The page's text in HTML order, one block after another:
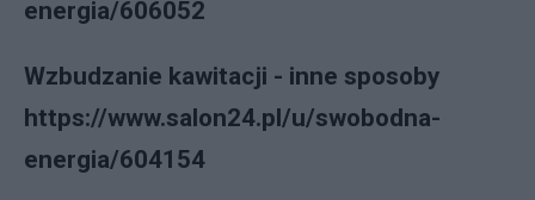
energia/606052
Wzbudzanie kawitacji - inne sposoby
https://www.salon24.pl/u/swobodna-
energia/604154